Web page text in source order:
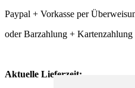
Paypal + Vorkasse per
oder Barzahlung +
Aktuelle Lieferzeit: